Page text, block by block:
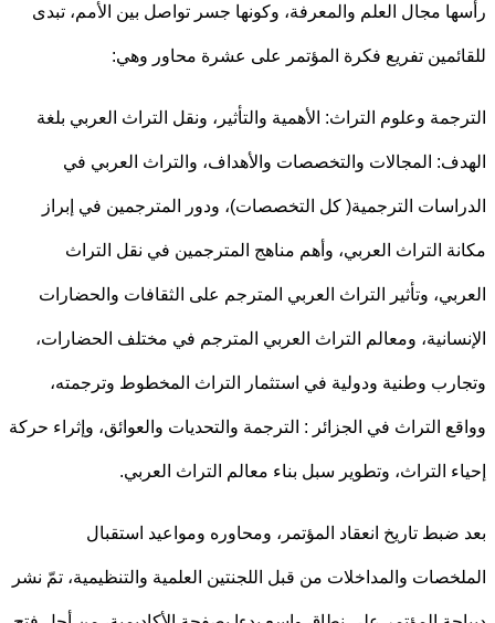
مجال العلم والمعرفة، وكونها جسر تواصل بين الأمم، تبدى
تفريع فكرة المؤتمر على عشرة محاور وهي:
وعلوم التراث: الأهمية والتأثير، ونقل التراث العربي بلغة
المجالات والتخصصات والأهداف، والتراث العربي في
الترجمية( كل التخصصات)، ودور المترجمين في إبراز
التراث العربي، وأهم مناهج المترجمين في نقل التراث
وتأثير التراث العربي المترجم على الثقافات والحضارات
ومعالم التراث العربي المترجم في مختلف الحضارات،
وطنية ودولية في استثمار التراث المخطوط وترجمته،
التراث في الجزائر : الترجمة والتحديات والعوائق، وإثراء حركة
التراث، وتطوير سبل بناء معالم التراث العربي.
تاريخ انعقاد المؤتمر، ومحاوره ومواعيد استقبال
والمداخلات من قبل اللجنتين العلمية والتنظيمية، تمّ نشر